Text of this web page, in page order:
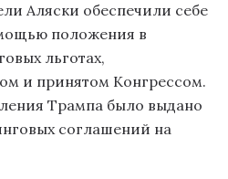
Аляски обеспечили себе
положения в
льготах,
и принятом Конгрессом.
Трампа было выдано
соглашений на